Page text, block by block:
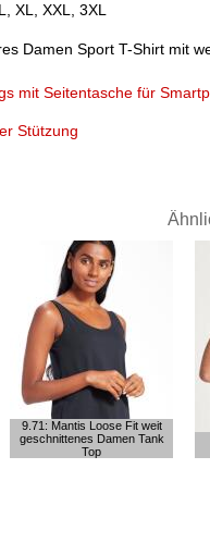
XL, XXL, 3XL
Damen Sport T-Shirt mit
mit Seitentasche für
Stützung
9.71: Mantis Loose Fit weit
geschnittenes Damen Tank
Top